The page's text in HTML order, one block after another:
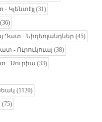
Կլենտէյլ (31)
(36)
Դատ - Նիդեռլանդներ (45)
- Ուրուկուայ (38)
- Սուրիա (33)
(1120)
(75)